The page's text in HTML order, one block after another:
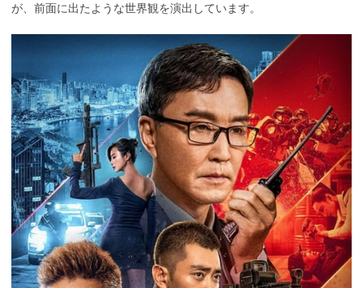
が、前面に出たような世界観を演出しています。